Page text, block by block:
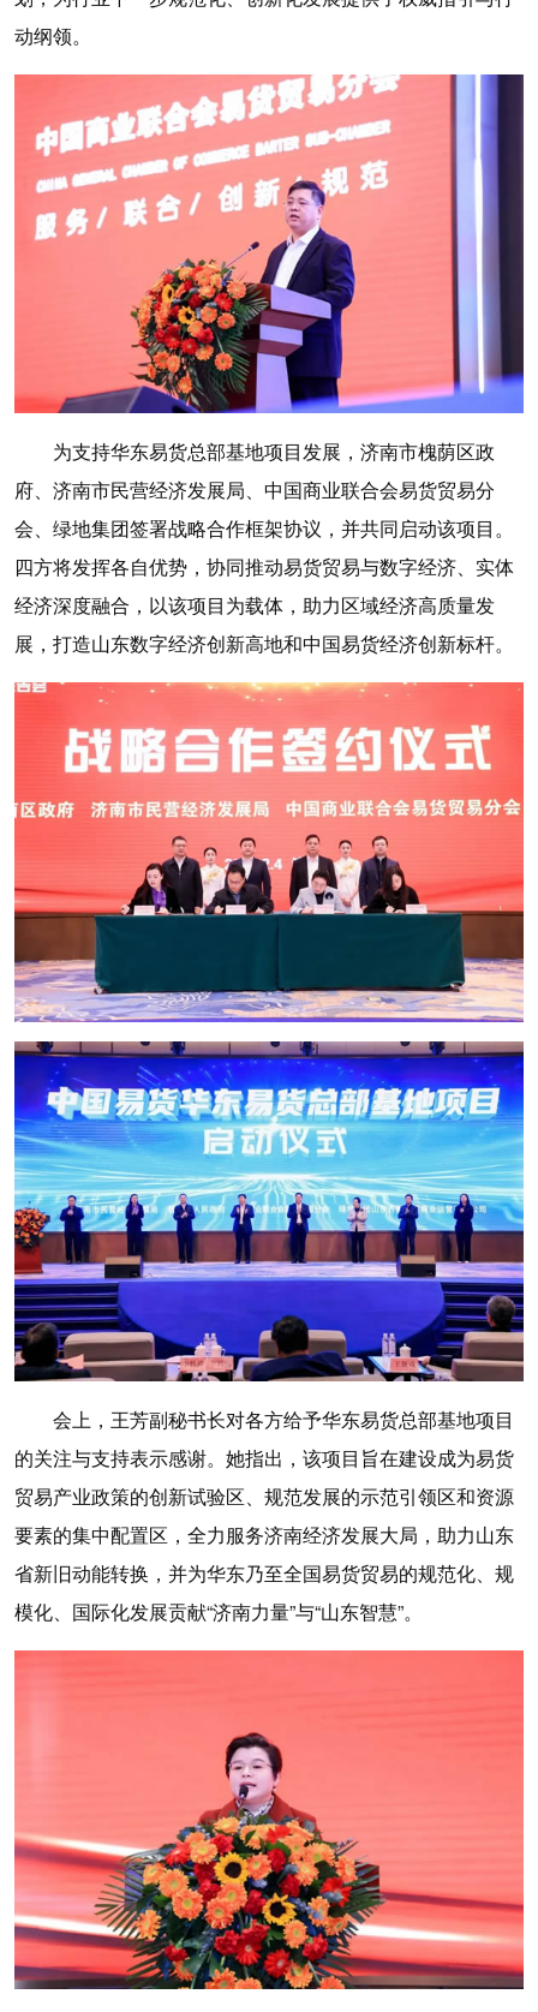
动纲领。
为支持华东易货总部基地项目发展，济南市槐荫区政
府、济南市民营经济发展局、中国商业联合会易货贸易分
会、绿地集团签署战略合作框架协议，并共同启动该项目。
四方将发挥各自优势，协同推动易货贸易与数字经济、实体
经济深度融合，以该项目为载体，助力区域经济高质量发
展，打造山东数字经济创新高地和中国易货经济创新标杆。
会上，王芳副秘书长对各方给予华东易货总部基地项目
的关注与支持表示感谢。她指出，该项目旨在建设成为易货
贸易产业政策的创新试验区、规范发展的示范引领区和资源
要素的集中配置区，全力服务济南经济发展大局，助力山东
省新旧动能转换，并为华东乃至全国易货贸易的规范化、规
模化、国际化发展贡献“济南力量”与“山东智慧”。